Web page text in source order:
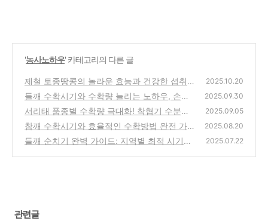
'농사노하우' 카테고리의 다른 글
제철 토종땅콩의 놀라운 효능과 건강한 섭취방
법 | 무농약 땅콩의 특별함
(4)
2025.10.20
들깨 수확시기와 수확량 늘리는 노하우, 손쉽
게 수확하는 방법
(0)
2025.09.30
서리태 품종별 수확량 극대화! 착협기 수분관
리 완벽 가이드
(0)
2025.09.05
참깨 수확시기와 효율적인 수확방법 완전 가이
드 - 묶지 않고 말리는 건조 방법까지
(3)
2025.08.20
들깨 순치기 완벽 가이드: 지역별 최적 시기와
2025.07.22
관련글